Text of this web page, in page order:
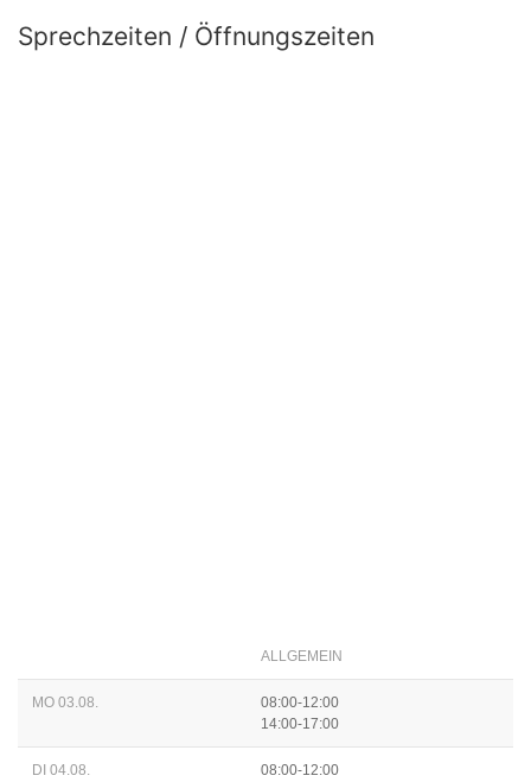
Sprechzeiten / Öffnungszeiten
ALLGEMEIN
MO 03.08.
08:00-12:00
14:00-17:00
DI 04.08.
08:00-12:00